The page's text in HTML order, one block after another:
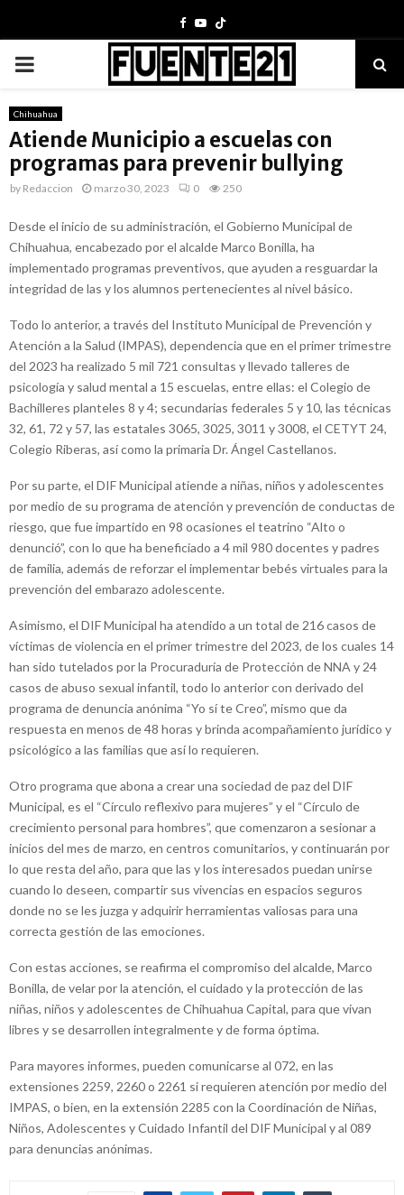
Facebook
Youtube
PRIMARY
MENU
Chihuahua
Atiende Municipio a escuelas con
programas para prevenir bullying
by Redaccion marzo 30, 2023 0 250
Desde el inicio de su administración, el Gobierno Municipal de
Chihuahua, encabezado por el alcalde Marco Bonilla, ha
implementado programas preventivos, que ayuden a resguardar la
integridad de las y los alumnos pertenecientes al nivel básico.
Todo lo anterior, a través del Instituto Municipal de Prevención y
Atención a la Salud (IMPAS), dependencia que en el primer trimestre
del 2023 ha realizado 5 mil 721 consultas y llevado talleres de
psicología y salud mental a 15 escuelas, entre ellas: el Colegio de
Bachilleres planteles 8 y 4; secundarias federales 5 y 10, las técnicas
32, 61, 72 y 57, las estatales 3065, 3025, 3011 y 3008, el CETYT 24,
Colegio Riberas, así como la primaria Dr. Ángel Castellanos.
Por su parte, el DIF Municipal atiende a niñas, niños y adolescentes
por medio de su programa de atención y prevención de conductas de
riesgo, que fue impartido en 98 ocasiones el teatrino “Alto o
denunció”, con lo que ha beneficiado a 4 mil 980 docentes y padres
de familia, además de reforzar el implementar bebés virtuales para la
prevención del embarazo adolescente.
Asimismo, el DIF Municipal ha atendido a un total de 216 casos de
víctimas de violencia en el primer trimestre del 2023, de los cuales 14
han sido tutelados por la Procuraduría de Protección de NNA y 24
casos de abuso sexual infantil, todo lo anterior con derivado del
programa de denuncia anónima “Yo sí te Creo”, mismo que da
respuesta en menos de 48 horas y brinda acompañamiento jurídico y
psicológico a las familias que así lo requieren.
Otro programa que abona a crear una sociedad de paz del DIF
Municipal, es el “Círculo reflexivo para mujeres” y el “Círculo de
crecimiento personal para hombres”, que comenzaron a sesionar a
inicios del mes de marzo, en centros comunitarios, y continuarán por
lo que resta del año, para que las y los interesados puedan unirse
cuando lo deseen, compartir sus vivencias en espacios seguros
donde no se les juzga y adquirir herramientas valiosas para una
correcta gestión de las emociones.
Con estas acciones, se reafirma el compromiso del alcalde, Marco
Bonilla, de velar por la atención, el cuidado y la protección de las
niñas, niños y adolescentes de Chihuahua Capital, para que vivan
libres y se desarrollen integralmente y de forma óptima.
Para mayores informes, pueden comunicarse al 072, en las
extensiones 2259, 2260 o 2261 si requieren atención por medio del
IMPAS, o bien, en la extensión 2285 con la Coordinación de Niñas,
Niños, Adolescentes y Cuidado Infantil del DIF Municipal y al 089
para denuncias anónimas.